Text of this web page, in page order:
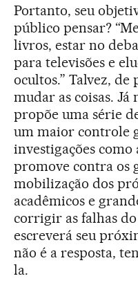
Portanto, seu
público pensar?
livros, estar no
para televisões e
ocultos.” Talvez, de
mudar as coisas.
propõe uma série
um maior controle
investigações como
promove contra os
mobilização dos
acadêmicos e
corrigir as falhas do
escreverá seu
não é a resposta,
la.